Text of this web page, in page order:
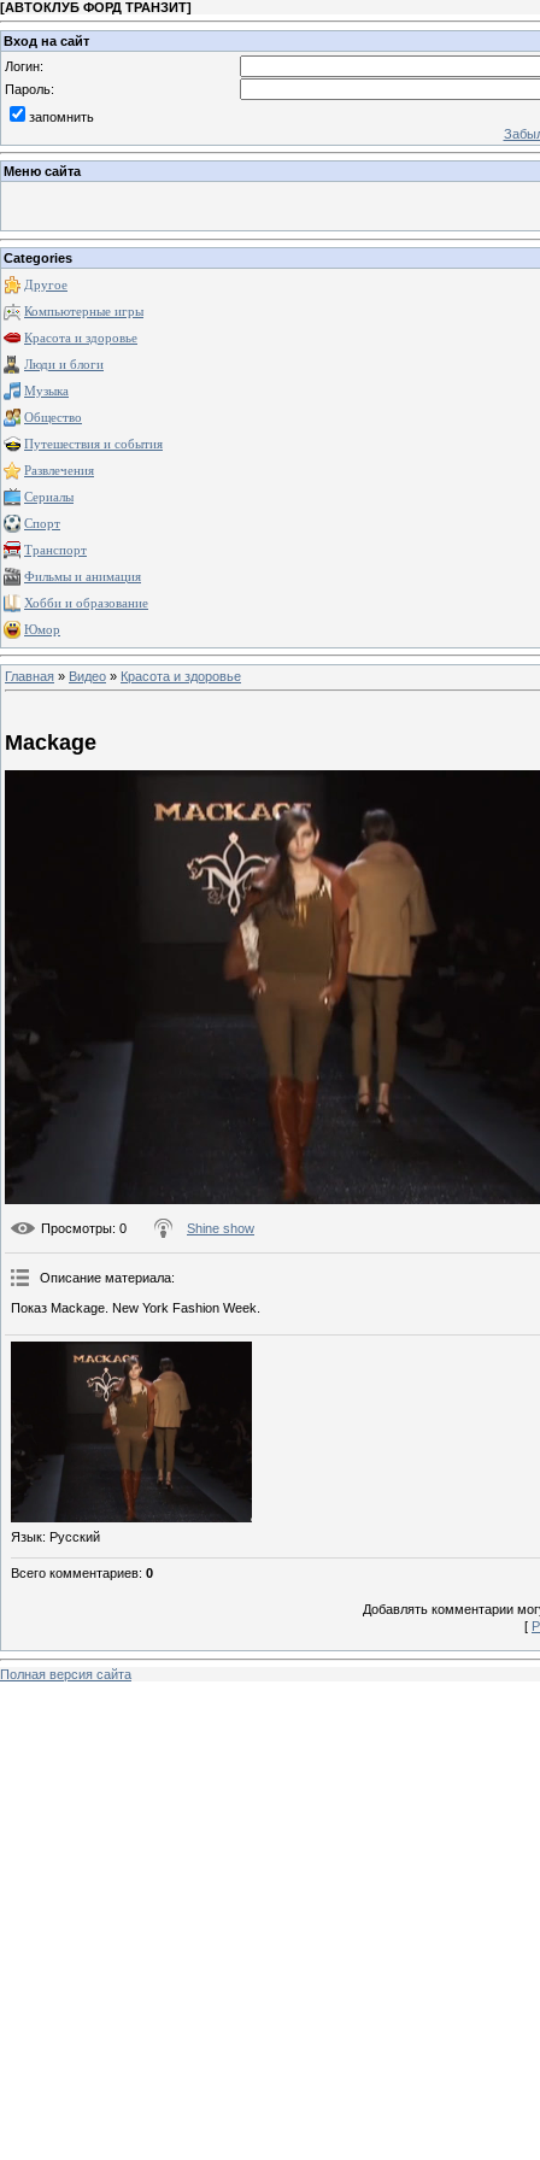
[АВТОКЛУБ ФОРД ТРАНЗИТ]
Вход на сайт
Логин:
Пароль:
запомнить
Меню сайта
Categories
Другое
Компьютерные игры
Красота и здоровье
Люди и блоги
Музыка
Общество
Путешествия и события
Развлечения
Сериалы
Спорт
Транспорт
Фильмы и анимация
Хобби и образование
Юмор
Главная » Видео » Красота и здоровье
Mackage
Просмотры: 0 Shine show
Описание материала:
Показ Mackage. New York Fashion Week.
Язык: Русский
Всего комментариев: 0
Добавлять комментарии
[
Полная версия сайта